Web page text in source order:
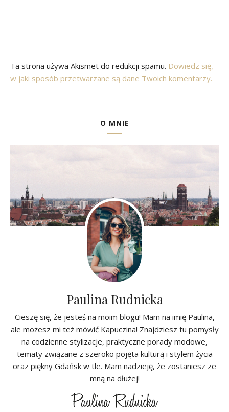
Ta strona używa Akismet do redukcji spamu. Dowiedz się,
w jaki sposób przetwarzane są dane Twoich komentarzy.
O MNIE
Paulina Rudnicka
Cieszę się, że jesteś na moim blogu! Mam na imię Paulina,
ale możesz mi też mówić Kapuczina! Znajdziesz tu pomysły
na codzienne stylizacje, praktyczne porady modowe,
tematy związane z szeroko pojęta kulturą i stylem życia
oraz piękny Gdańsk w tle. Mam nadzieję, że zostaniesz ze
mną na dłużej!